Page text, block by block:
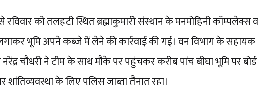
को तलहटी स्थित ब्रह्माकुमारी संस्थान के मनमोहिनी कॉम्पलेक्स व
भूमि अपने कब्जे में लेने की कार्रवाई की गई। वन विभाग के सहायक
चौधरी ने टीम के साथ मौके पर पहुंचकर करीब पांच बीघा भूमि पर बोर्ड